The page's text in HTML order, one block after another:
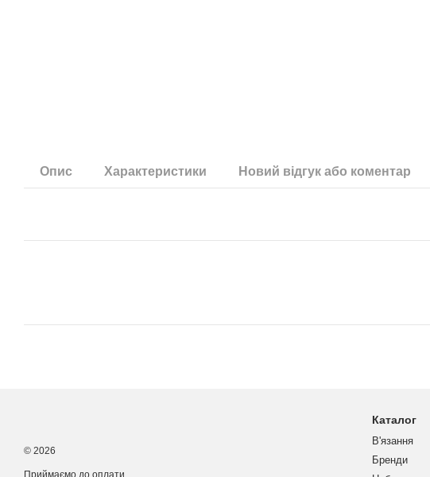
Опис Характеристики Новий відгук або коментар
© 2026
Приймаємо до оплати
Каталог
В'язання
Бренди